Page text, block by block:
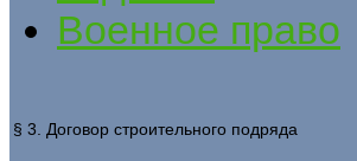
Военное право
§ 3. Договор строительного подряда